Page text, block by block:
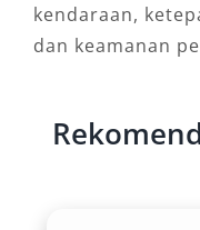
kendaraan,
dan keamanan